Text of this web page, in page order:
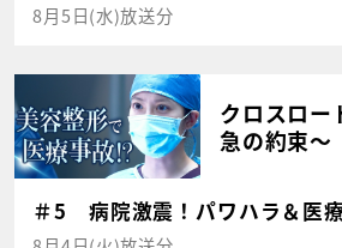
8月5日(水)放送分
クロスロー
急の約束～
＃5 病院激震！パワハラ＆医